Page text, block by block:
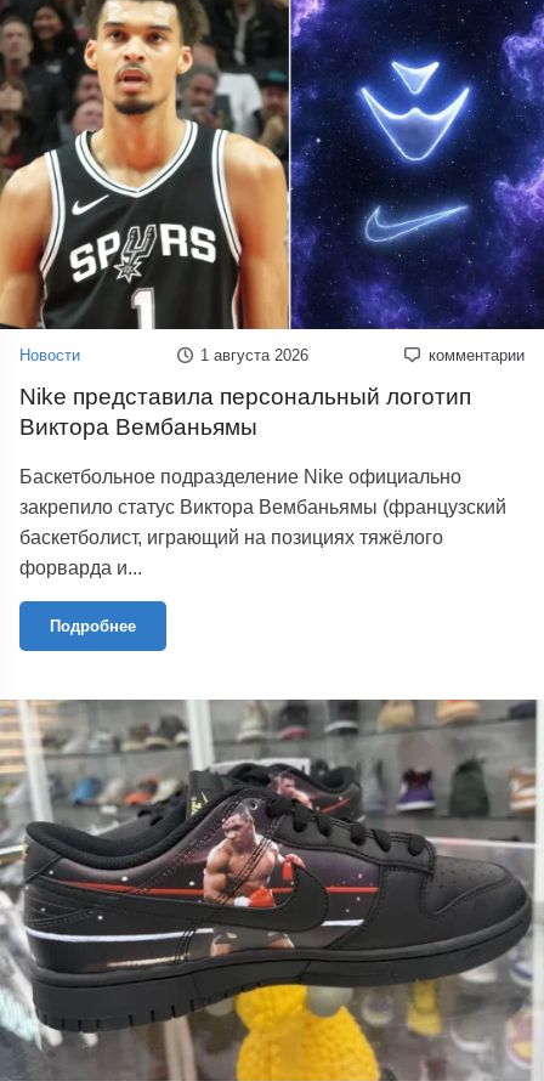
Новости 1 августа 2026 комментарии
Nike представила персональный логотип
Виктора Вембаньямы
Баскетбольное подразделение Nike официально
закрепило статус Виктора Вембаньямы (французский
баскетболист, играющий на позициях тяжёлого
форварда и...
Подробнее